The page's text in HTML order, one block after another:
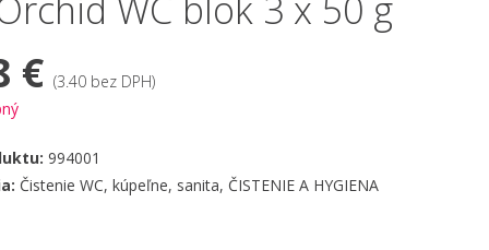
€(3.40 bez DPH)
994001
Čistenie WC, kúpeľne, sanita, ČISTENIE A HYGIENA